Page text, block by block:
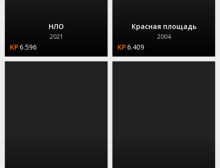
НЛО
2021
6.596
Красная площадь
2004
6.409